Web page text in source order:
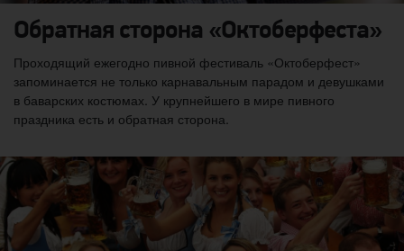
Обратная сторона «Октоберфеста»
Проходящий ежегодно пивной фестиваль «Октоберфест»
запоминается не только карнавальным парадом и девушками
в баварских костюмах. У крупнейшего в мире пивного
праздника есть и обратная сторона.